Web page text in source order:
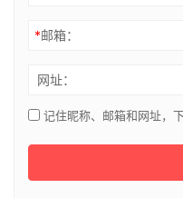
*邮箱：
网址：
记住昵称、邮箱和网址，